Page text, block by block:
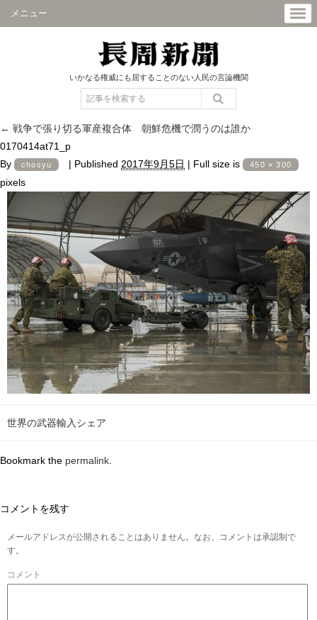
メニュー
いかなる権威にも屈することのない人民の言論機関
← 戦争で張り切る軍産複合体 朝鮮危機で潤うのは誰か
0170414at71_p
By
chosyu | Published 2017年9月5日 | Full size is 450 × 300
pixels
世界の武器輸入シェア
Bookmark the permalink
コメントを残す
メールアドレスが公開されることはありません。なお、コメントは承認制で
す。
コメント